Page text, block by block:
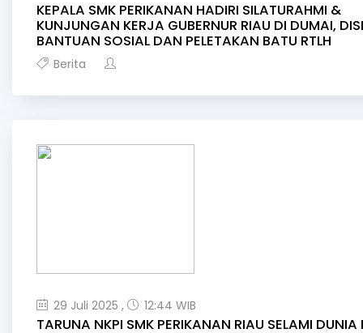
KEPALA SMK PERIKANAN HADIRI SILATURAHMI &
KUNJUNGAN KERJA GUBERNUR RIAU DI DUMAI,
BANTUAN SOSIAL DAN PELETAKAN BATU RTLH
Berita
29 Juli 2025 , 12:44 WIB
TARUNA NKPI SMK PERIKANAN RIAU SELAMI DUNIA